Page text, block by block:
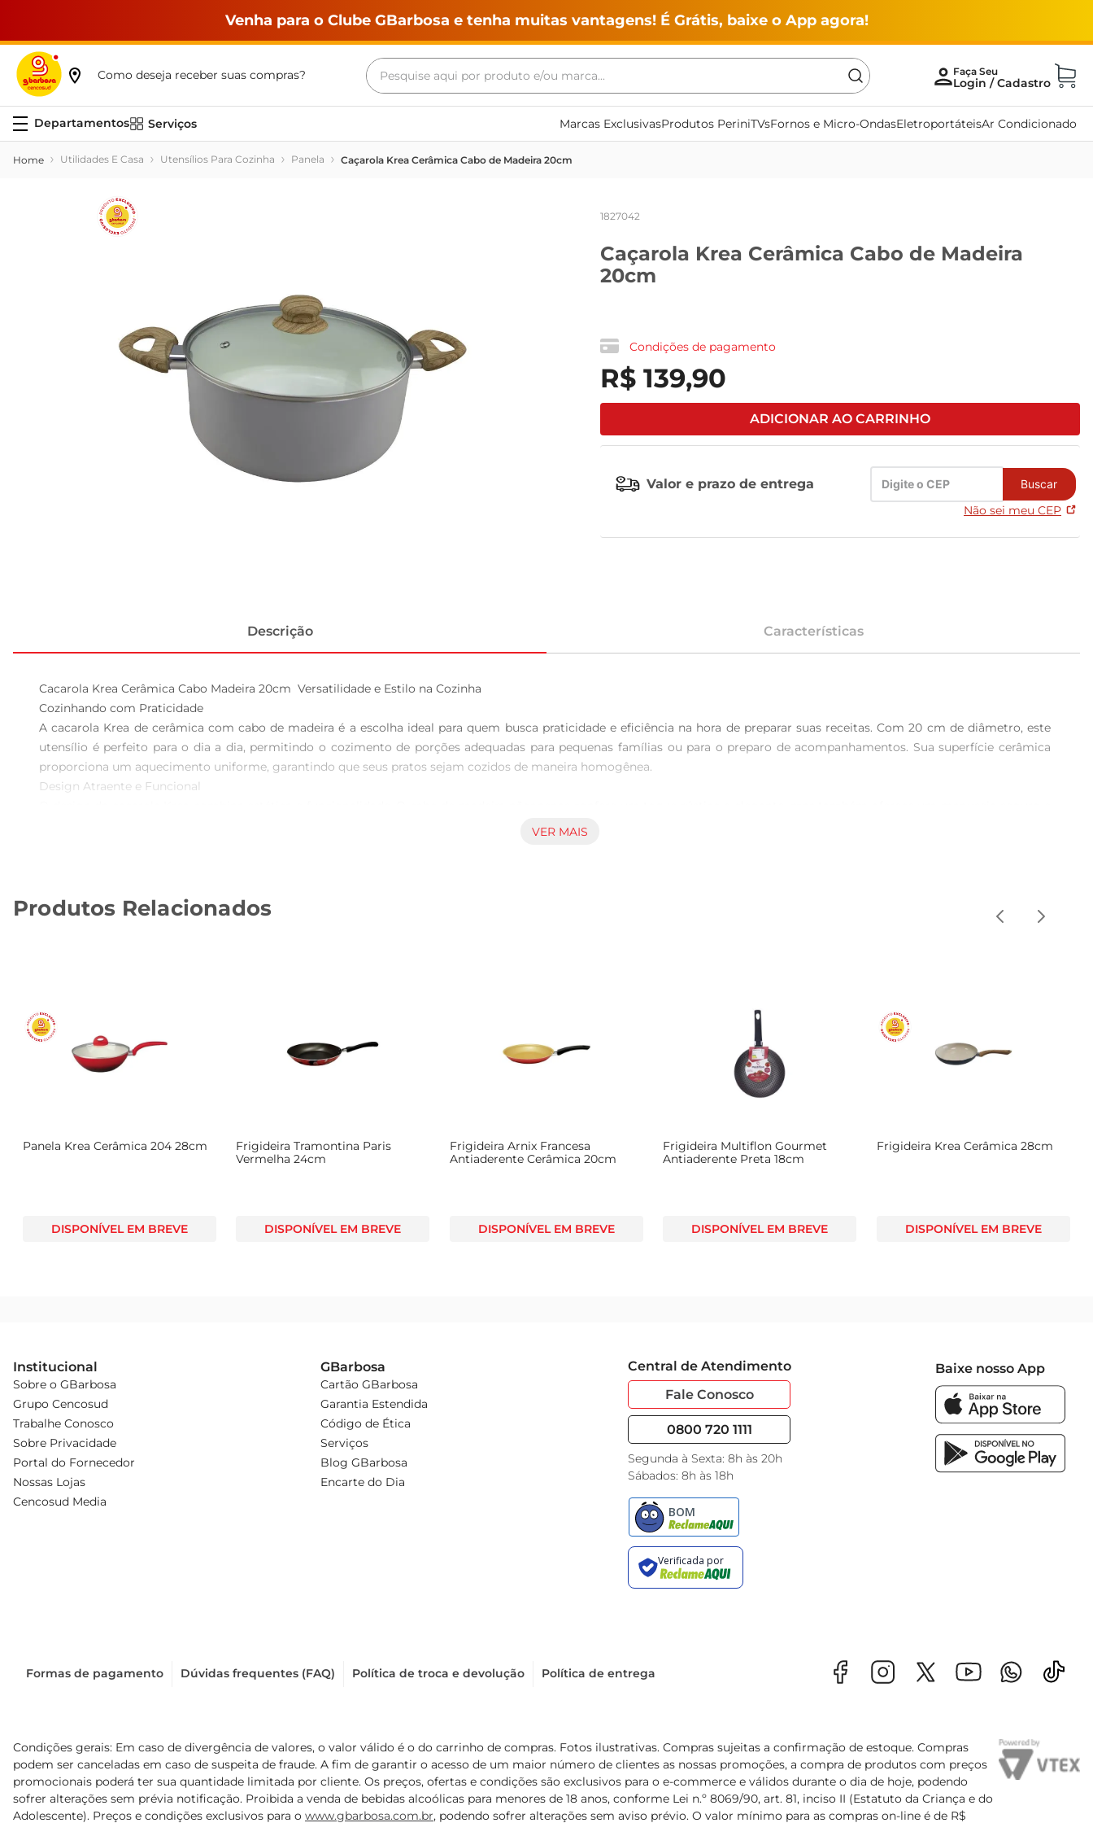
Venha para o Clube GBarbosa e tenha muitas vantagens! É Grátis, baixe o App agora!
Como deseja receber suas compras?
Pesquise aqui por produto e/ou marca...
Serviços Marcas ExclusivasProdutos PeriniTVsFornos e Micro-OndasEletroportáteisAr Condicionado
Utilidades E Casa Utensílios Para Cozinha Panela Caçarola Krea Cerâmica Cabo de Madeira 20cm
1827042
Caçarola Krea Cerâmica Cabo de Madeira
20cm
Condições de pagamento
R$ 139,90
ADICIONAR AO CARRINHO
Valor e prazo de entrega Buscar
Não sei meu CEP
Descrição Características
Cacarola Krea Cerâmica Cabo Madeira 20cm  Versatilidade e Estilo na Cozinha
Cozinhando com Praticidade
A cacarola Krea de cerâmica com cabo de madeira é a escolha ideal para quem busca praticidade e eficiência na hora de preparar suas receitas. Com 20 cm de diâmetro, este
utensílio é perfeito para o dia a dia, permitindo o cozimento de porções adequadas para pequenas famílias ou para o preparo de acompanhamentos. Sua superfície cerâmica
proporciona um aquecimento uniforme, garantindo que seus pratos sejam cozidos de maneira homogênea.
Design Atraente e Funcional
confortável, evitando queimaduras durante o uso. A cerâmica, por sua vez, é fácil de limpar e mantém a beleza do produto mesmo após várias utilizações. Essa combinação de
diferentes fontes de calor, incluindo fogão a gás e elétrico. Além disso, é uma excelente opção para quem aprecia a culinária saudável, pois a cerâmica não libera substâncias
VER MAIS
Produtos Relacionados
Panela Krea Cerâmica 204 28cm
DISPONÍVEL EM BREVE
Frigideira Tramontina Paris
Vermelha 24cm
DISPONÍVEL EM BREVE
Frigideira Arnix Francesa
Antiaderente Cerâmica 20cm
DISPONÍVEL EM BREVE
Frigideira Multiflon Gourmet
Antiaderente Preta 18cm
DISPONÍVEL EM BREVE
Frigideira Krea Cerâmica 28cm
DISPONÍVEL EM BREVE
Institucional
Sobre o GBarbosa
Grupo Cencosud
Trabalhe Conosco
Sobre Privacidade
Portal do Fornecedor
Nossas Lojas
Cencosud Media
GBarbosa
Cartão GBarbosa
Garantia Estendida
Código de Ética
Serviços
Blog GBarbosa
Encarte do Dia
Central de Atendimento
Fale Conosco
0800 720 1111
Segunda à Sexta: 8h às 20h
Sábados: 8h às 18h
Baixe nosso App
Formas de pagamento Dúvidas frequentes (FAQ) Política de troca e devolução Política de entrega
Condições gerais: Em caso de divergência de valores, o valor válido é o do carrinho de compras. Fotos ilustrativas. Compras sujeitas a confirmação de estoque. Compras
podem ser canceladas em caso de suspeita de fraude. A fim de garantir o acesso de um maior número de clientes as nossas promoções, a compra de produtos com preços
promocionais poderá ter sua quantidade limitada por cliente. Os preços, ofertas e condições são exclusivos para o e-commerce e válidos durante o dia de hoje, podendo
sofrer alterações sem prévia notificação. Proibida a venda de bebidas alcoólicas para menores de 18 anos, conforme Lei n.º 8069/90, art. 81, inciso II (Estatuto da Criança e do
Adolescente). Preços e condições exclusivos para o www.gbarbosa.com.br, podendo sofrer alterações sem aviso prévio. O valor mínimo para as compras on-line é de R$
Termos mais buscados
maquina lavar
vinho
leite pó
tv